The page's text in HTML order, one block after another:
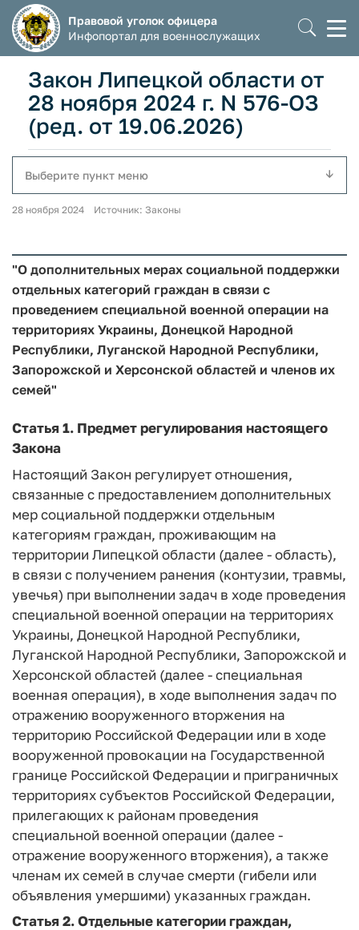
Правовой уголок офицера
Инфопортал для военнослужащих
Закон Липецкой области от
28 ноября 2024 г. N 576-ОЗ
(ред. от 19.06.2026)
Выберите пункт меню
28 ноября 2024 Источник: Законы
"О дополнительных мерах социальной поддержки
отдельных категорий граждан в связи с
проведением специальной военной операции на
территориях Украины, Донецкой Народной
Республики, Луганской Народной Республики,
Запорожской и Херсонской областей и членов их
семей"
Статья 1. Предмет регулирования настоящего
Закона
Настоящий Закон регулирует отношения,
связанные с предоставлением дополнительных
мер социальной поддержки отдельным
категориям граждан, проживающим на
территории Липецкой области (далее - область),
в связи с получением ранения (контузии, травмы,
увечья) при выполнении задач в ходе проведения
специальной военной операции на территориях
Украины, Донецкой Народной Республики,
Луганской Народной Республики, Запорожской и
Херсонской областей (далее - специальная
военная операция), в ходе выполнения задач по
отражению вооруженного вторжения на
территорию Российской Федерации или в ходе
вооруженной провокации на Государственной
границе Российской Федерации и приграничных
территориях субъектов Российской Федерации,
прилегающих к районам проведения
специальной военной операции (далее -
отражение вооруженного вторжения), а также
членам их семей в случае смерти (гибели или
объявления умершими) указанных граждан.
Статья 2.Отдельные категории граждан,